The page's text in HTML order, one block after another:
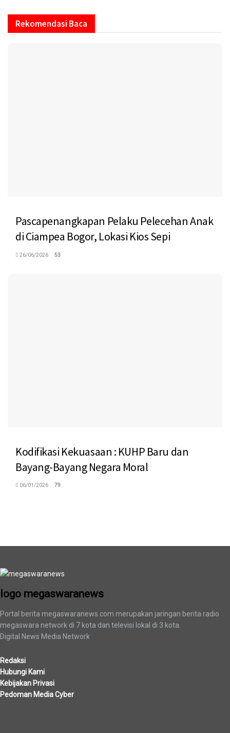
Rekomendasi Baca
Pascapenangkapan Pelaku Pelecehan Anak
di Ciampea Bogor, Lokasi Kios Sepi
26/06/2026 53
Kodifikasi Kekuasaan : KUHP Baru dan
Bayang-Bayang Negara Moral
06/01/2026 79
logo megaswaranews
Portal berita megaswaranews.com merupakan jaringan berita radio
megaswara network di 7 kota dan televisi lokal di 3 kota.
Digital News Media Network
Redaksi
Hubungi Kami
Kebijakan Privasi
Pedoman Media Cyber